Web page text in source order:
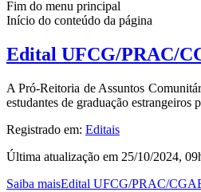
Fim do menu principal
Início do conteúdo da página
Edital UFCG/PRAC/
A Pró-Reitoria de Assuntos
estudantes de graduação
Registrado em: Editais
Última atualização em 25/10/2024,
Saiba maisEdital UFCG/PRAC/